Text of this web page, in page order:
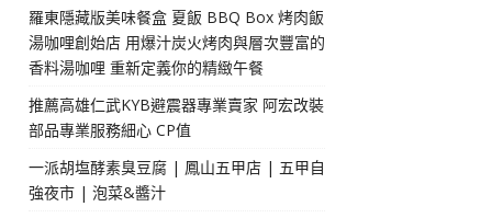
羅東隱藏版美味餐盒 夏飯 BBQ Box 烤肉飯
湯咖哩創始店 用爆汁炭火烤肉與層次豐富的
香料湯咖哩 重新定義你的精緻午餐
推薦高雄仁武KYB避震器專業賣家 阿宏改裝
部品專業服務細心 CP值
一派胡塩酵素臭豆腐 | 鳳山五甲店 | 五甲自
強夜市 | 泡菜&醬汁